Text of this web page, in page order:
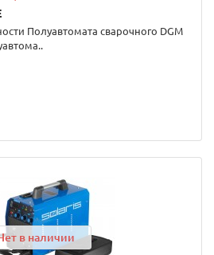
Полуавтомата сварочного DGM
в наличии